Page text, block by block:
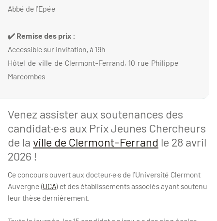
Abbé de l’Epée
✔️ Remise des prix :
Accessible sur invitation, à 19h
Hôtel de ville de Clermont-Ferrand, 10 rue Philippe
Marcombes
Venez assister aux soutenances des
candidat·e·s aux Prix Jeunes Chercheurs
de la ville de Clermont-Ferrand le 28 avril
2026 !
Ce concours ouvert aux docteur·e·s de l’Université Clermont
Auvergne (UCA) et des établissements associés ayant soutenu
leur thèse dernièrement.